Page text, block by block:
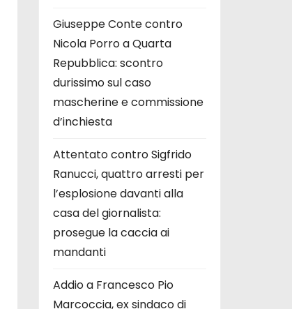
Giuseppe Conte contro
Nicola Porro a Quarta
Repubblica: scontro
durissimo sul caso
mascherine e commissione
d’inchiesta
Attentato contro Sigfrido
Ranucci, quattro arresti per
l’esplosione davanti alla
casa del giornalista:
prosegue la caccia ai
mandanti
Addio a Francesco Pio
Marcoccia, ex sindaco di